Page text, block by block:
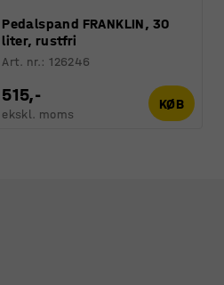
Pedalspand FRANKLIN, 30
liter, rustfri
Art. nr.:126246
515,-
ekskl. moms
KØB